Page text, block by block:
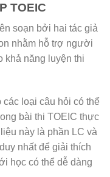
TOEIC
soạn bởi hai tác giả
nhằm hỗ trợ người
khả năng luyện thi
các loại câu hỏi có thể
bài thi TOEIC thực
này là phần LC và
nhất để giải thích
học có thể dễ dàng